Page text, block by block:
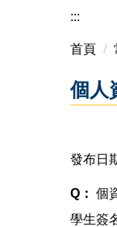
:::
首頁
個人
發布日
Q： 個
學生簽